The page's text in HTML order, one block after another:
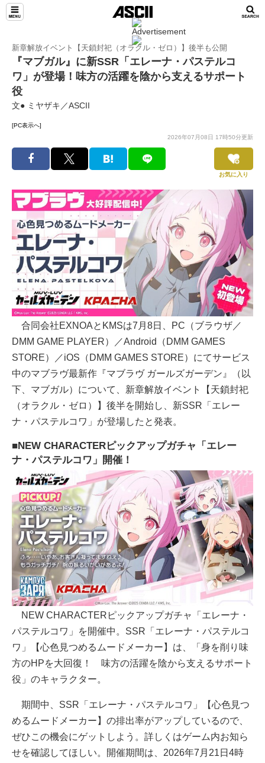
新章解放イベント【天鎖封祀（オラクル・ゼロ）】後半も公開
『マブガル』に新SSR「エレーナ・パステルコ
ワ」が登場！味方の活躍を陰から支えるサポート
役
文● ミヤザキ／ASCII
[PC表示へ]
2026年07月08日 17時50分更新
お気に入り
合同会社EXNOAとKMSは7月8日、PC（ブラウザ／
DMM GAME PLAYER）／Android（DMM GAMES
STORE）／iOS（DMM GAMES STORE）にてサービス
中のマブラヴ最新作『マブラヴ ガールズガーデン』（以
下、マブガル）について、新章解放イベント【天鎖封祀
（オラクル・ゼロ）】後半を開始し、新SSR「エレー
ナ・パステルコワ」が登場したと発表。
■NEW CHARACTERピックアップガチャ「エレー
ナ・パステルコワ」開催！
NEW CHARACTERピックアップガチャ「エレーナ・
パステルコワ」を開催中。SSR「エレーナ・パステルコ
ワ」【心色見つめるムードメーカー】は、「身を削り味
方のHPを大回復！ 味方の活躍を陰から支えるサポート
役」のキャラクター。
期間中、SSR「エレーナ・パステルコワ」【心色見つ
めるムードメーカー】の排出率がアップしているので、
ぜひこの機会にゲットしよう。詳しくはゲーム内お知ら
せを確認してほしい。開催期間は、2026年7月21日4時